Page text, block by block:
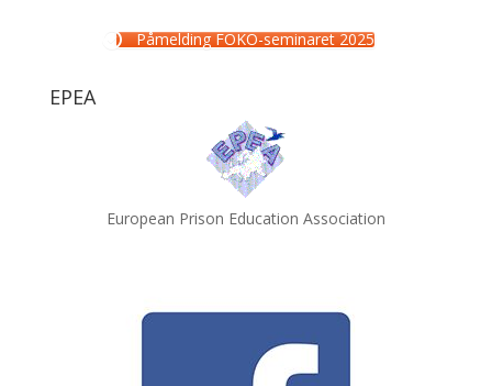
Påmelding FOKO-seminaret 2025
EPEA
European Prison Education Association